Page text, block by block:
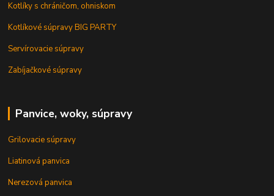
Kotlíky s chráničom, ohniskom
Kotlíkové súpravy BIG PARTY
Servírovacie súpravy
Zabíjačkové súpravy
Panvice, woky, súpravy
Grilovacie súpravy
Liatinová panvica
Nerezová panvica